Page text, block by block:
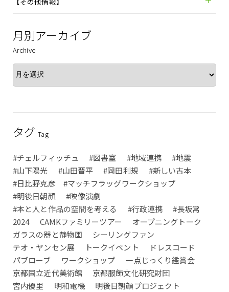
月別アーカイブ
Archive
タグTag
#チェルフィッチュ #図書室 #地域連携
#地震
#山下陽光
#山田晋平 #岡田利規
#新しい古本
#日比野克彦 #マッチフラッグワークショップ
#明後日朝顔
#映像演劇
#本と人と作品の空間を考える
#行政連携
#長坂常
2024
CAMKファミリーツアー
オープニングトーク
ガラスの器と静物画
シーリングファン
テオ・ヤンセン展
トークイベント
ドレスコード
パブローブ
ワークショップ
一点じっくり鑑賞会
京都国立近代美術館
京都服飾文化研究財団
宮内優里
明和電機
明後日朝顔プロジェクト